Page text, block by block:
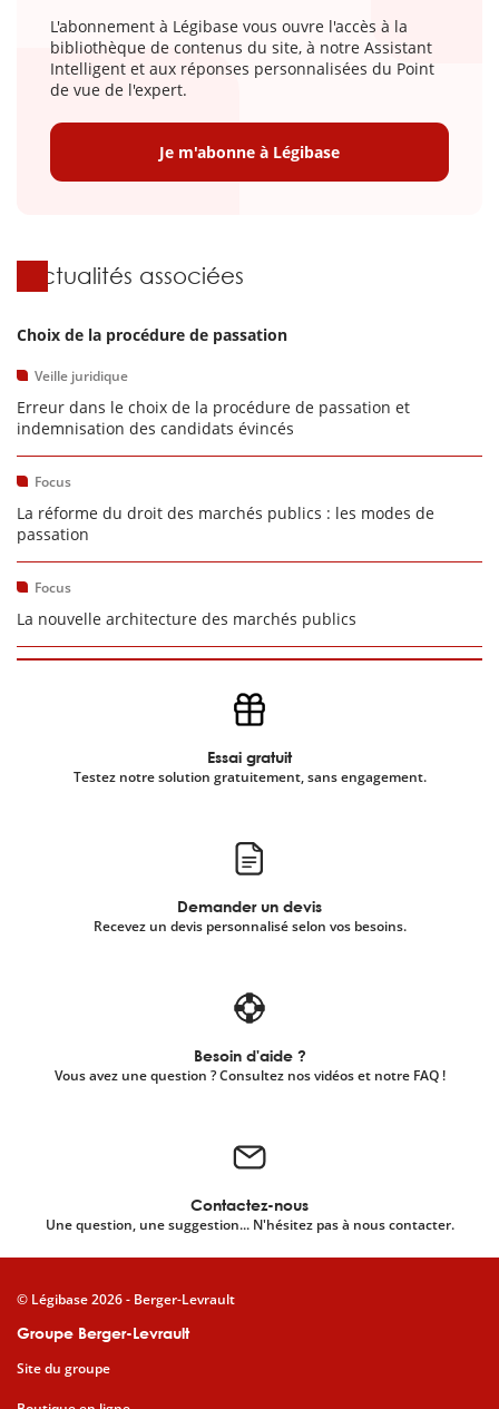
L'abonnement à Légibase vous ouvre l'accès à la
bibliothèque de contenus du site, à notre Assistant
Intelligent et aux réponses personnalisées du Point
de vue de l'expert.
Je m'abonne à Légibase
Actualités associées
Choix de la procédure de passation
Veille juridique
Erreur dans le choix de la procédure de passation et
indemnisation des candidats évincés
Focus
La réforme du droit des marchés publics : les modes de
passation
Focus
La nouvelle architecture des marchés publics
Essai gratuit
Testez notre solution gratuitement, sans engagement.
Demander un devis
Recevez un devis personnalisé selon vos besoins.
Besoin d'aide ?
Vous avez une question ? Consultez nos vidéos et notre FAQ !
Contactez-nous
Une question, une suggestion... N'hésitez pas à nous contacter.
Groupe Berger-Levrault
Site du groupe
© Légibase 2026 - Berger-Levrault